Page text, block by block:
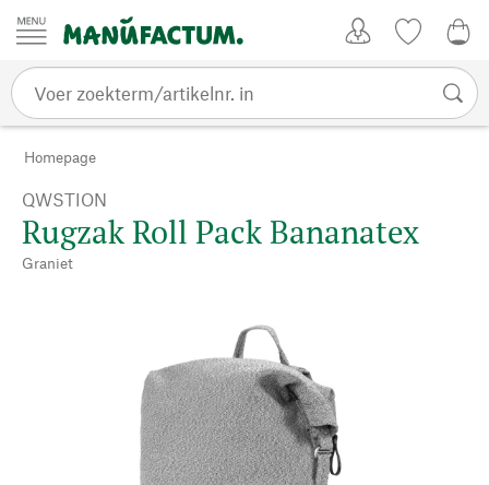
Passer au contenu
Homepage
QWSTION
Rugzak Roll Pack Bananatex
Graniet